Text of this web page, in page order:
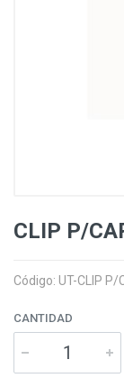
CLIP P/
Código: UT-CLIP P/
CANTIDAD